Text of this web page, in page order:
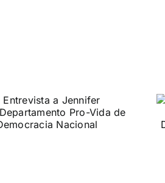
Pedro Chaparro
participa en «La
Burbuja» de